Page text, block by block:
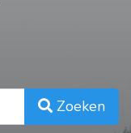
Zoeken